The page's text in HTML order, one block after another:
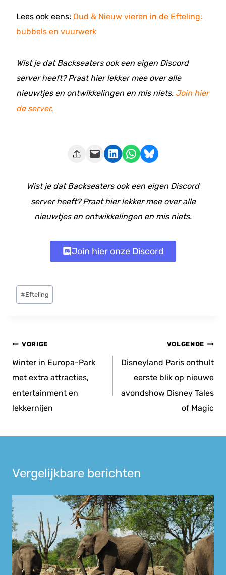
Lees ook eens: Oud & Nieuw vieren in de Efteling:
bubbels en vuurwerk
Wist je dat Backseaters ook een eigen Discord
server heeft? Praat hier lekker mee over alle
nieuwtjes en ontwikkelingen en mis niets. Join hier
de server.
Deze pagina e-mailen Delen op LinkedIn Delen via WhatsApp Share on Bluesky
Wist je dat Backseaters ook een eigen Discord
server heeft? Praat hier lekker mee over alle
nieuwtjes en ontwikkelingen en mis niets.
Join hier onze Discord
Bericht
tags:
#Efteling
Bericht
navigatie
VORIGE
Winter in Europa-Park
met extra attracties,
entertainment en
lekkernijen
VOLGENDE
Disneyland Paris onthult
eerste blik op nieuwe
avondshow Disney Tales
of Magic
Vergelijkbare berichten